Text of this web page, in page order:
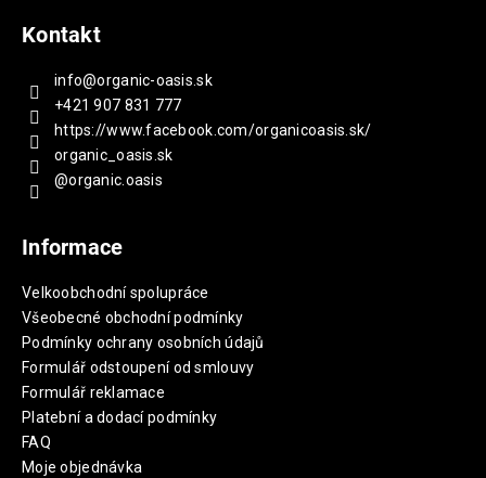
Kontakt
info@organic-oasis.sk
+421 907 831 777
https://www.facebook.com/organicoasis.sk/
organic_oasis.sk
@organic.oasis
Informace
Velkoobchodní spolupráce
Všeobecné obchodní podmínky
Podmínky ochrany osobních údajů
Formulář odstoupení od smlouvy
Formulář reklamace
Platební a dodací podmínky
FAQ
Moje objednávka